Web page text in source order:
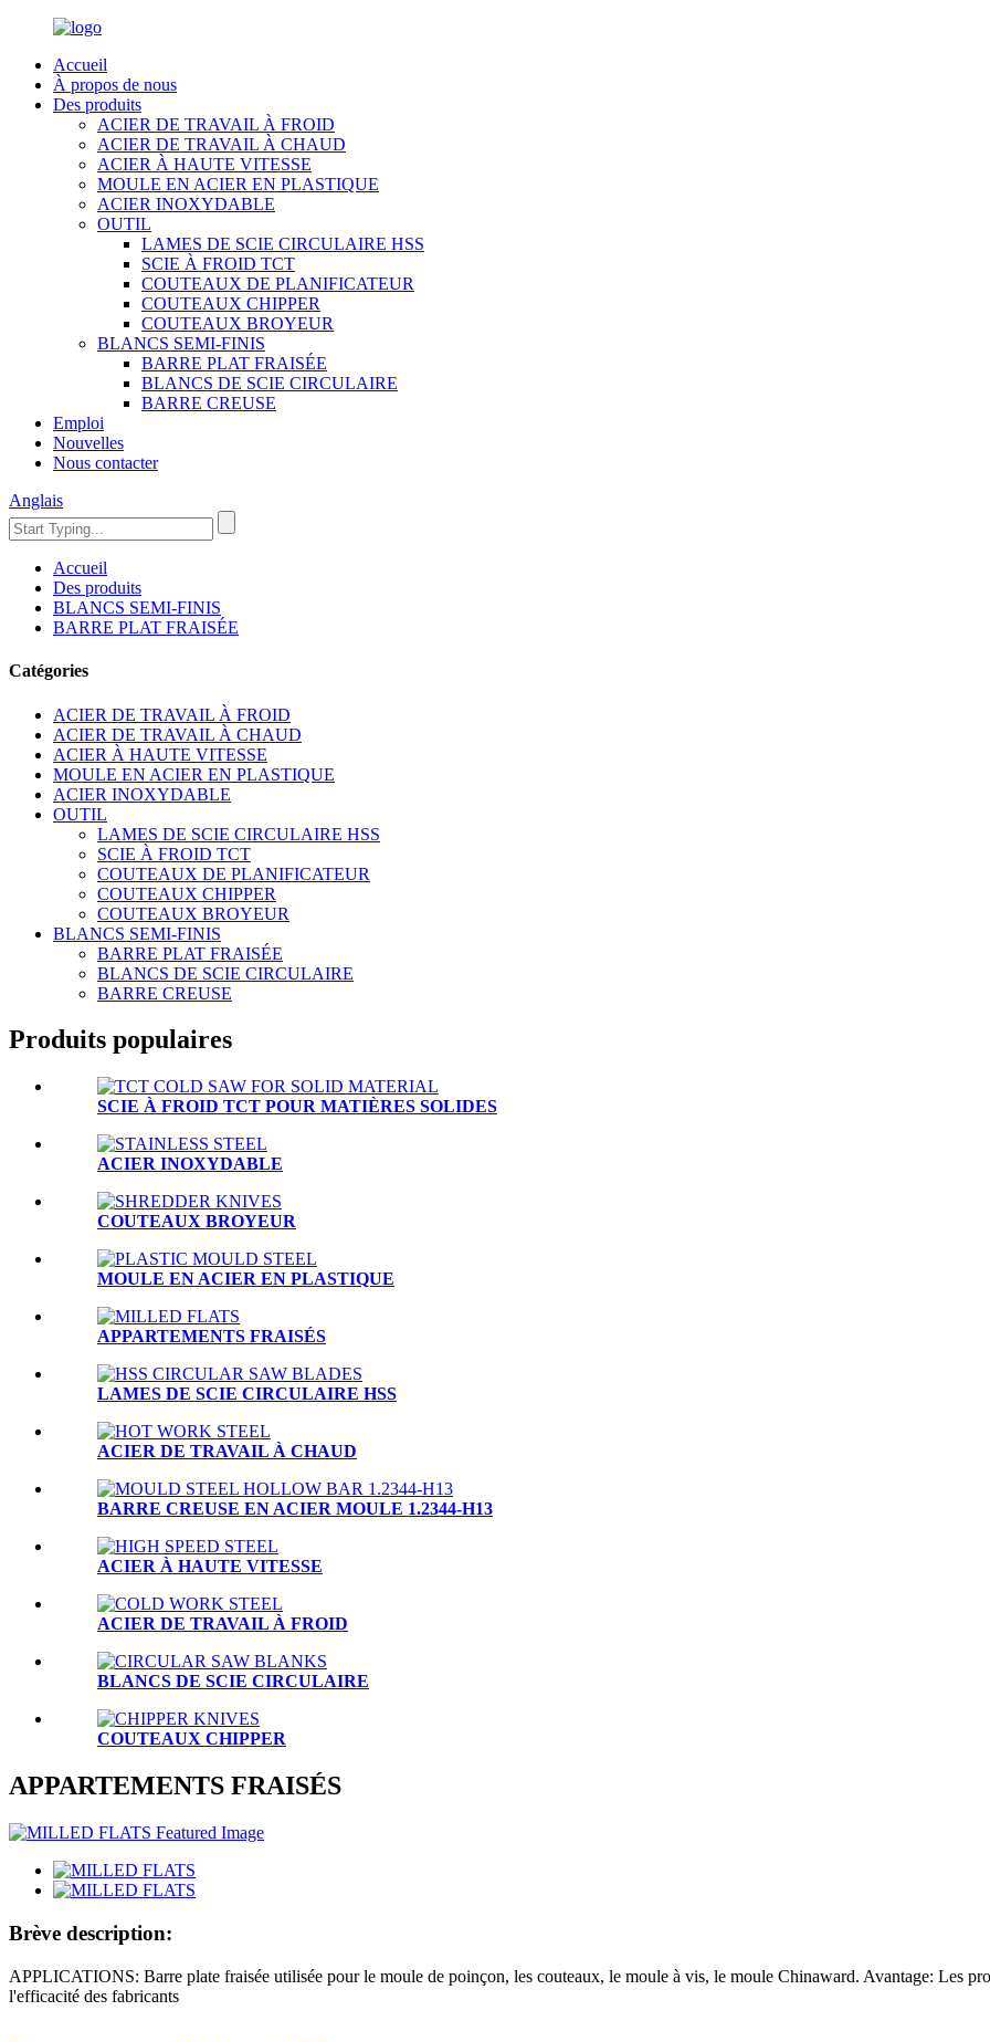
Accueil
À propos de nous
Des produits
ACIER DE TRAVAIL À FROID
ACIER DE TRAVAIL À CHAUD
ACIER À HAUTE VITESSE
MOULE EN ACIER EN PLASTIQUE
ACIER INOXYDABLE
OUTIL
LAMES DE SCIE CIRCULAIRE HSS
SCIE À FROID TCT
COUTEAUX DE PLANIFICATEUR
COUTEAUX CHIPPER
COUTEAUX BROYEUR
BLANCS SEMI-FINIS
BARRE PLAT FRAISÉE
BLANCS DE SCIE CIRCULAIRE
BARRE CREUSE
Emploi
Nouvelles
Nous contacter
Anglais
Accueil
Des produits
BLANCS SEMI-FINIS
BARRE PLAT FRAISÉE
Catégories
ACIER DE TRAVAIL À FROID
ACIER DE TRAVAIL À CHAUD
ACIER À HAUTE VITESSE
MOULE EN ACIER EN PLASTIQUE
ACIER INOXYDABLE
OUTIL
LAMES DE SCIE CIRCULAIRE HSS
SCIE À FROID TCT
COUTEAUX DE PLANIFICATEUR
COUTEAUX CHIPPER
COUTEAUX BROYEUR
BLANCS SEMI-FINIS
BARRE PLAT FRAISÉE
BLANCS DE SCIE CIRCULAIRE
BARRE CREUSE
Produits populaires
SCIE À FROID TCT POUR MATIÈRES SOLIDES
ACIER INOXYDABLE
COUTEAUX BROYEUR
MOULE EN ACIER EN PLASTIQUE
APPARTEMENTS FRAISÉS
LAMES DE SCIE CIRCULAIRE HSS
ACIER DE TRAVAIL À CHAUD
BARRE CREUSE EN ACIER MOULE 1.2344-H13
ACIER À HAUTE VITESSE
ACIER DE TRAVAIL À FROID
BLANCS DE SCIE CIRCULAIRE
COUTEAUX CHIPPER
APPARTEMENTS FRAISÉS
Brève description:
APPLICATIONS: Barre plate fraisée utilisée pour le moule de poinçon, les couteaux, le moule à vis, le moule Chinaward. Avantage: Les
l'efficacité des fabricants